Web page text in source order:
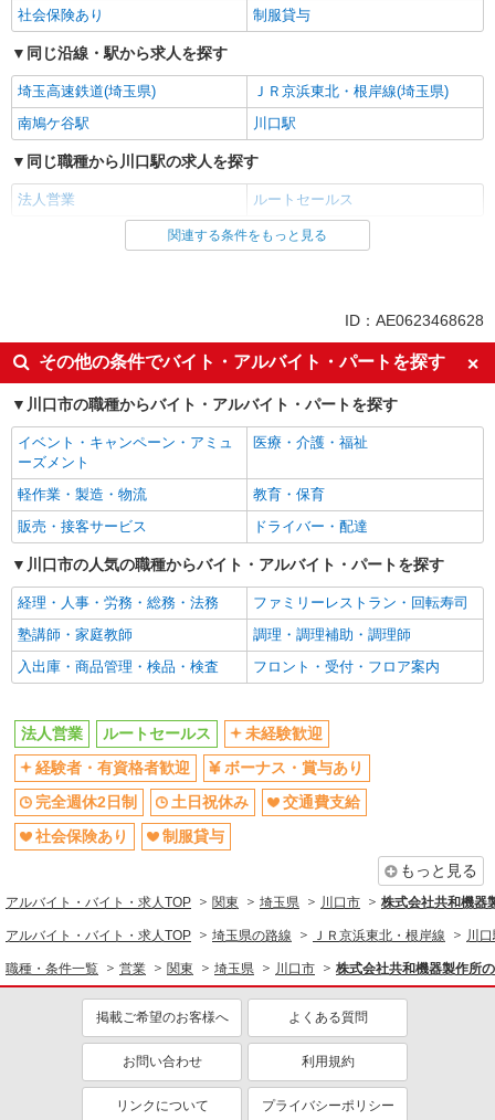
社会保険あり
制服貸与
同じ沿線・駅から求人を探す
埼玉高速鉄道(埼玉県)
ＪＲ京浜東北・根岸線(埼玉県)
南鳩ケ谷駅
川口駅
同じ職種から川口駅の求人を探す
法人営業 ルートセールス
同じ雇用形態から川口駅の求人を探す
未経験歓迎
経験者・有資格者歓迎
ボーナス・賞与あり
完全週休2日制
土日祝休み
交通費支給
社会保険あり
制服貸与
同じ職種から求人を探す
営業
ルートセールス
同じ特徴から求人を探す
未経験歓迎
ボーナス・賞与あり
土日祝休み
交通費支給
関連する条件をもっと見る
ID：AE0623468628
その他の条件でバイト・アルバイト・パートを探す
川口市の職種からバイト・アルバイト・パートを探す
イベント・キャンペーン・アミュ
ーズメント
医療・介護・福祉
軽作業・製造・物流
教育・保育
販売・接客サービス
ドライバー・配達
川口市の人気の職種からバイト・アルバイト・パートを探す
経理・人事・労務・総務・法務
ファミリーレストラン・回転寿司
塾講師・家庭教師
調理・調理補助・調理師
入出庫・商品管理・検品・検査
フロント・受付・フロア案内
法人営業 ルートセールス
未経験歓迎
経験者・有資格者歓迎
ボーナス・賞与あり
完全週休2日制
土日祝休み
交通費支給
社会保険あり
制服貸与
もっと見る
アルバイト・バイト・求人TOP 関東 埼玉県 川口市 株式会社共和機器
アルバイト・バイト・求人TOP 埼玉県の路線 ＪＲ京浜東北・根岸線 川
職種・条件一覧 営業 関東 埼玉県 川口市 株式会社共和機器製作所
掲載ご希望のお客様へ よくある質問
お問い合わせ 利用規約
リンクについて プライバシーポリシー